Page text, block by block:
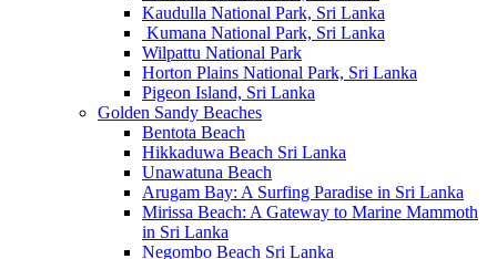
Kaudulla National Park, Sri Lanka
Kumana National Park, Sri Lanka
Wilpattu National Park
Horton Plains National Park, Sri Lanka
Pigeon Island, Sri Lanka
Golden Sandy Beaches
Bentota Beach
Hikkaduwa Beach Sri Lanka
Unawatuna Beach
Arugam Bay: A Surfing Paradise in Sri Lanka
Mirissa Beach: A Gateway to Marine Mammoth
in Sri Lanka
Negombo Beach Sri Lanka